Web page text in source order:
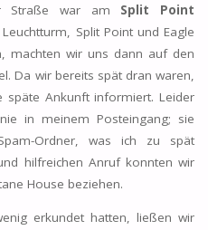
Straße war am Split Point
Split Point und Eagle
machten wir uns dann auf den
Da wir bereits spät dran waren,
späte Ankunft informiert. Leider
in meinem Posteingang; sie
Ordner, was ich zu spät
hilfreichen Anruf konnten wir
House beziehen.
erkundet hatten, ließen wir